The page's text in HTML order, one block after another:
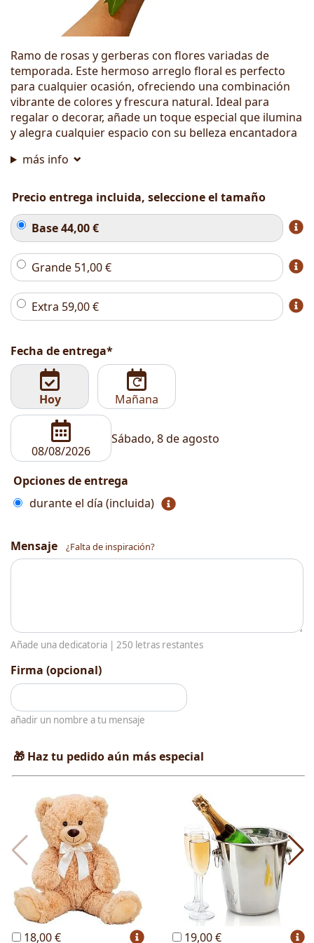
Ramo de rosas y gerberas con flores variadas de
temporada. Este hermoso arreglo floral es perfecto
para cualquier ocasión, ofreciendo una combinación
vibrante de colores y frescura natural. Ideal para
regalar o decorar, añade un toque especial que ilumina
y alegra cualquier espacio con su belleza encantadora
más info
Precio entrega incluida, seleccione el tamaño
Base44,00€
Grande 51,00€
Extra 59,00€
Fecha de entrega*
Hoy Mañana
Sábado, 8 de agosto
Opciones de entrega
durante el día (incluida)
Mensaje ¿Falta de inspiración?
Añade una dedicatoria | 250 letras restantes
Firma (opcional)
añadir un nombre a tu mensaje
🎁 Haz tu pedido aún más especial
18,00 € 19,00 €